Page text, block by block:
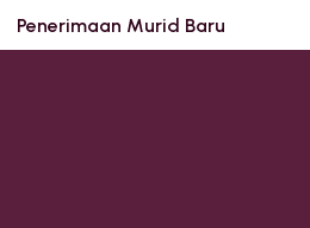
Penerimaan Murid Baru